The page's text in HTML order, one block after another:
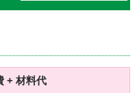
+ 材料代